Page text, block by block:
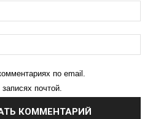
по email.
почтой.